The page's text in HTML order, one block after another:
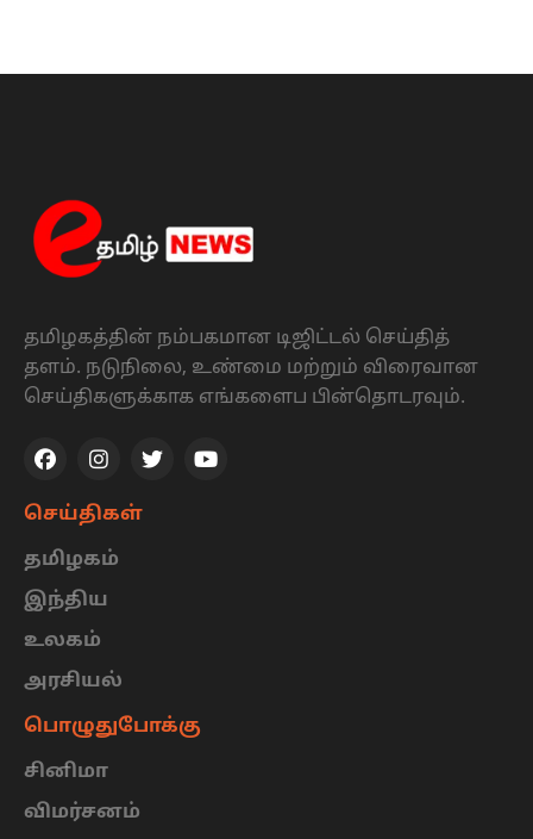
தமிழகத்தின் நம்பகமான டிஜிட்டல் செய்தித்
தளம். நடுநிலை, உண்மை மற்றும் விரைவான
செய்திகளுக்காக எங்களைப பின்தொடரவும்.
செய்திகள்
தமிழகம்
இந்திய
உலகம்
அரசியல்
பொழுதுபோக்கு
சினிமா
விமர்சனம்